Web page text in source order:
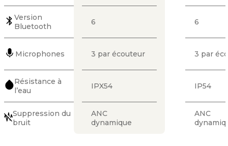
Version
Bluetooth
Microphones
Résistance à
l’eau
Suppression du
bruit
6
3 par écouteur
IPX54
ANC
dynamique
6
3 par
IP54
ANC